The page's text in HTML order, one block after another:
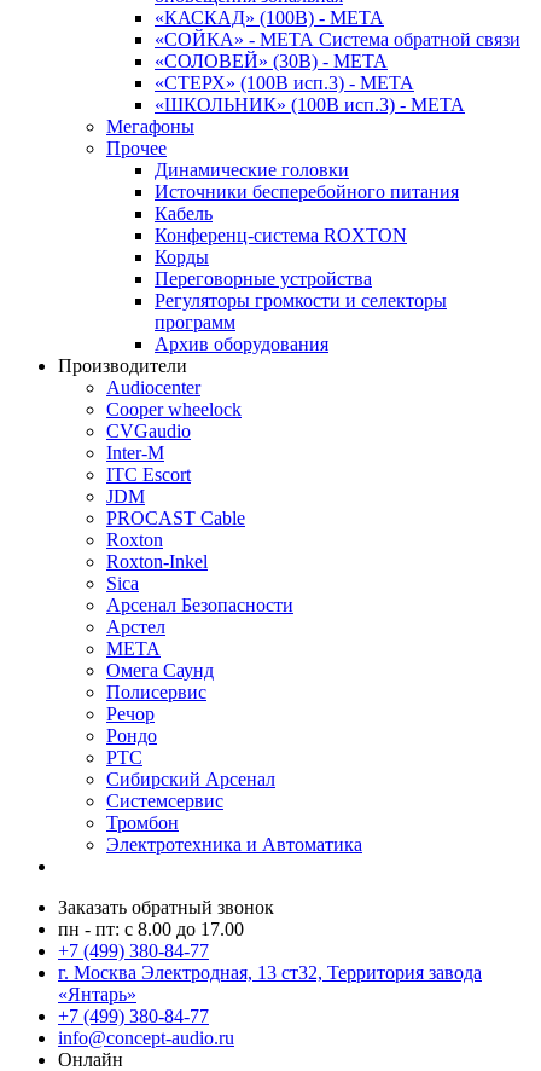
«КАСКАД» (100В) - МЕТА
«СОЙКА» - МЕТА Система обратной связи
«СОЛОВЕЙ» (30В) - МЕТА
«СТЕРХ» (100В исп.3) - МЕТА
«ШКОЛЬНИК» (100В исп.3) - МЕТА
Мегафоны
Прочее
Динамические головки
Источники бесперебойного питания
Кабель
Конференц-система ROXTON
Корды
Переговорные устройства
Регуляторы громкости и селекторы
программ
Архив оборудования
Производители
Audiocenter
Cooper wheelock
CVGaudio
Inter-M
ITC Escort
JDM
PROCAST Cable
Roxton
Roxton-Inkel
Sica
Арсенал Безопасности
Арстел
МЕТА
Омега Саунд
Полисервис
Речор
Рондо
РТС
Сибирский Арсенал
Системсервис
Тромбон
Электротехника и Автоматика
Заказать обратный звонок
пн - пт: с 8.00 до 17.00
+7 (499) 380-84-77
г. Москва Электродная, 13 ст32, Территория завода
«Янтарь»
+7 (499) 380-84-77
info@concept-audio.ru
Онлайн